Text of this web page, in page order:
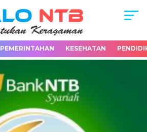
PEMERINTAHAN KESEHATAN